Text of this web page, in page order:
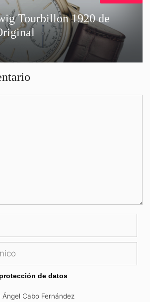
Tourbillon 1920 de
de datos
Ángel Cabo Fernández